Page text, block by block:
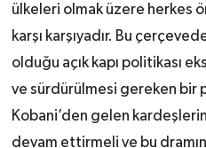
ülkeleri olmak üzere herkes
karşı karşıyadır. Bu
olduğu açık kapı politikası
ve sürdürülmesi gereken bir
Kobani’den gelen
devam ettirmeli ve bu